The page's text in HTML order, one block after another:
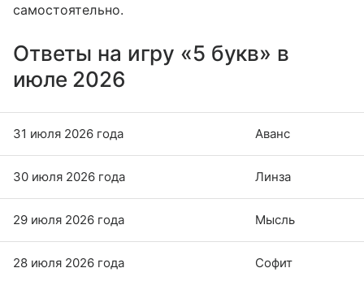
самостоятельно.
Ответы на игру «5 букв» в
июле 2026
31 июля 2026 года Аванс
30 июля 2026 года Линза
29 июля 2026 года Мысль
28 июля 2026 года Софит